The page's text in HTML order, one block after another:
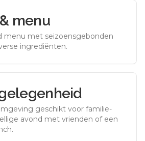
menu
menu met seizoensgebonden
ingrediënten.
geschikt voor familie-
avond met vrienden of een